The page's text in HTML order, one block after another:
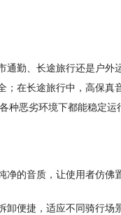
勤、长途旅行还是户
在长途旅行中，高保真
恶劣环境下都能稳定运
的音质，让使用者仿佛
便捷，适应不同骑行场